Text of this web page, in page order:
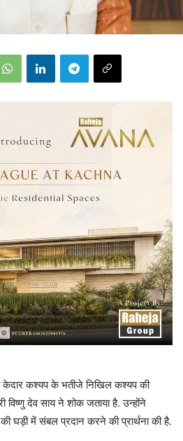
केदार कश्यप के भतीजे निखिल कश्यप की
विष्णु देव साय ने शोक जताया है. उन्होंने
घड़ी में संबल प्रदान करने की प्रार्थना की है.